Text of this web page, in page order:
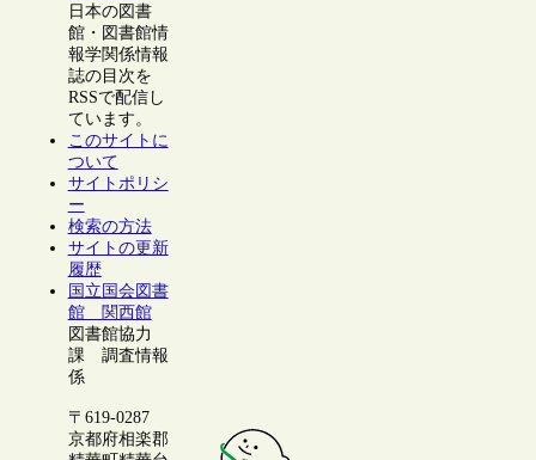
日本の図書
館・図書館情
報学関係情報
誌の目次を
RSSで配信し
ています。
このサイトに
ついて
サイトポリシ
ー
検索の方法
サイトの更新
履歴
国立国会図書
館 関西館
図書館協力
課 調査情報
係
〒619-0287
京都府相楽郡